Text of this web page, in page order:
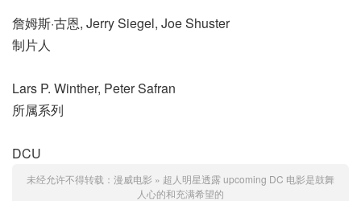
詹姆斯·古恩, Jerry Siegel, Joe Shuster
制片人
Lars P. Winther, Peter Safran
所属系列
DCU
未经允许不得转载： 漫威电影 » 超人明星透露 upcoming DC 电影是鼓舞
人心的和充满希望的